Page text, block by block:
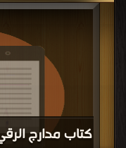
كتاب مدارج